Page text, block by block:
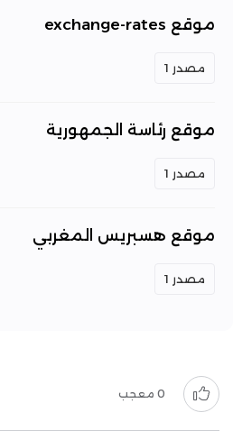
موقع exchange-rates
مصدر 1
موقع رئاسة الجمهورية
مصدر 1
موقع هسبريس المغربي
مصدر 1
0 معجب